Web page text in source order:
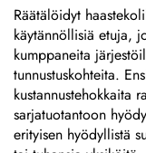
Räätälöidyt
käytännöllisiä etuja,
kumppaneita
tunnustuskohteita.
kustannustehokkaita
sarjatuotantoon
erityisen hyödyllistä